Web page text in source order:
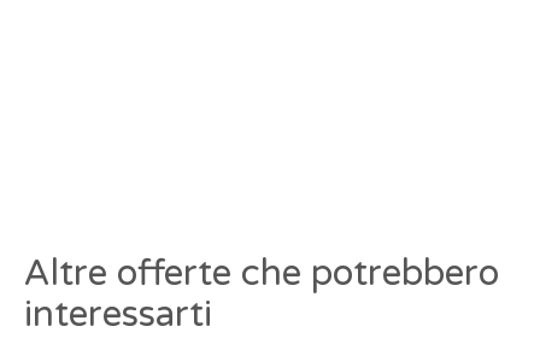
Altre offerte che potrebbero
interessarti